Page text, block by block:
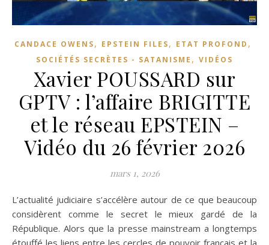
CANDACE OWENS, EPSTEIN FILES, ETAT PROFOND ,
SOCIÉTÉS SECRÈTES - SATANISME , VIDÉOS
Xavier POUSSARD sur
GPTV : l’affaire BRIGITTE
et le réseau EPSTEIN –
Vidéo du 26 février 2026
mars 1, 2026
L’actualité judiciaire s’accélère autour de ce que beaucoup
considèrent comme le secret le mieux gardé de la
République. Alors que la presse mainstream a longtemps
étouffé les liens entre les cercles de pouvoir français et la